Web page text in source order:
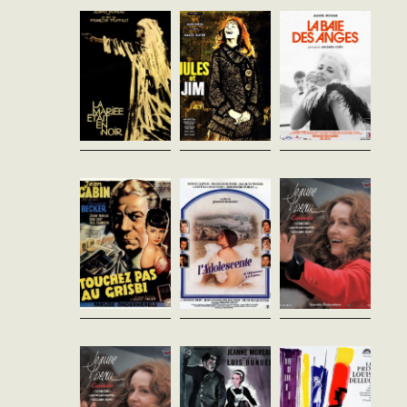
Le jour de son mariage, alors
qu'elle sort à peine de l'église,
Julie voit son mari assassiné
sous ses yeux... Personne ne
sait pourquoi l'homme...
bouleversée par Catherine,
femme libre et insaisissable
dont ils tombent tous deux
amoureux.Jeanne...
Jean Fournier, modeste
employé de banque, est initié
au jeu par son collègue Caron.
Favorisé par la chance, il part
pour Nice contre l'avis de
son...
Touchez pas au
viennent de réussir le coup de
leur vie : voler 50 millions de
francs en lingots d'or à Orly.
Avec ce "grisbi", les deux...
L'Adolescente
Jeanne Moreau
France - 1979
vofr - 93'
vacances dans un village
d'Auvergne auprès de sa
grand-mère qui lui voue une
grande tendresse....
Lilian Gish
Jeanne Moreau
France - 1984
vost - 58'
Lillian Gish afin de réaliser un
portrait filmé de l'actrice. La
vedette du cinéma muet...
Jeanne Moreau
sommet de sa carrière. Elle
vient d'ailleurs de recevoir un
prestigieux prix
d'interprétation....
Le Journal
d'une femme de
chambre
Luis Buñuel
À la fin des années 1920. Un
train s'arrête dans une petite
gare normande. Célestine, la
nouvelle bonne du vénérable
Ascenseur
pour
l'échafaud
Louis Malle
Florence aime Julien
Tavernier que son mari,
Simon Carala, un homme
riche et redoutable a pris